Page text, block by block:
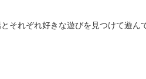
それぞれ好きな遊びを見つけて遊ん